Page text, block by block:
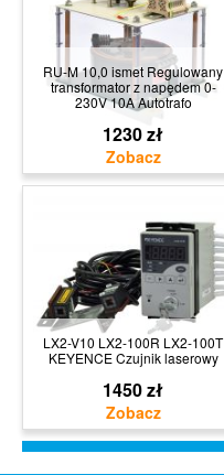
RU-M 10,0 ismet Regulowany
transformator z napędem 0-
230V 10A Autotrafo
1230 zł
LX2-V10 LX2-100R LX2-100T
KEYENCE Czujnik laserowy
1450 zł